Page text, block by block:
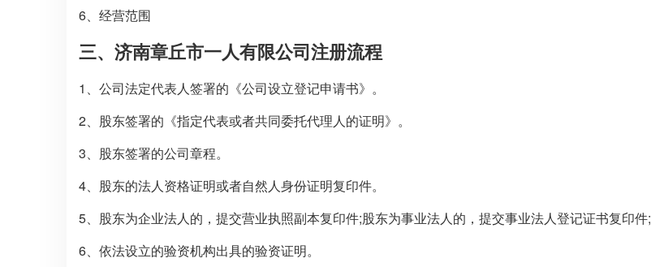
6、经营范围
三、济南章丘市一人有限公司注册流程
1、公司法定代表人签署的《公司设立登记申请书》。
2、股东签署的《指定代表或者共同委托代理人的证明》。
3、股东签署的公司章程。
4、股东的法人资格证明或者自然人身份证明复印件。
5、股东为企业法人的，提交营业执照副本复印件;股东为事业法人的，提交事业法人登记证书复印件;
6、依法设立的验资机构出具的验资证明。